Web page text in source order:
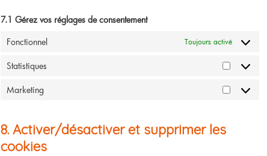
7.1 Gérez vos réglages de consentement
Fonctionnel
Toujours activé
Statistiques
Statistiques
Marketing
Marketing
8. Activer/désactiver et supprimer les
cookies